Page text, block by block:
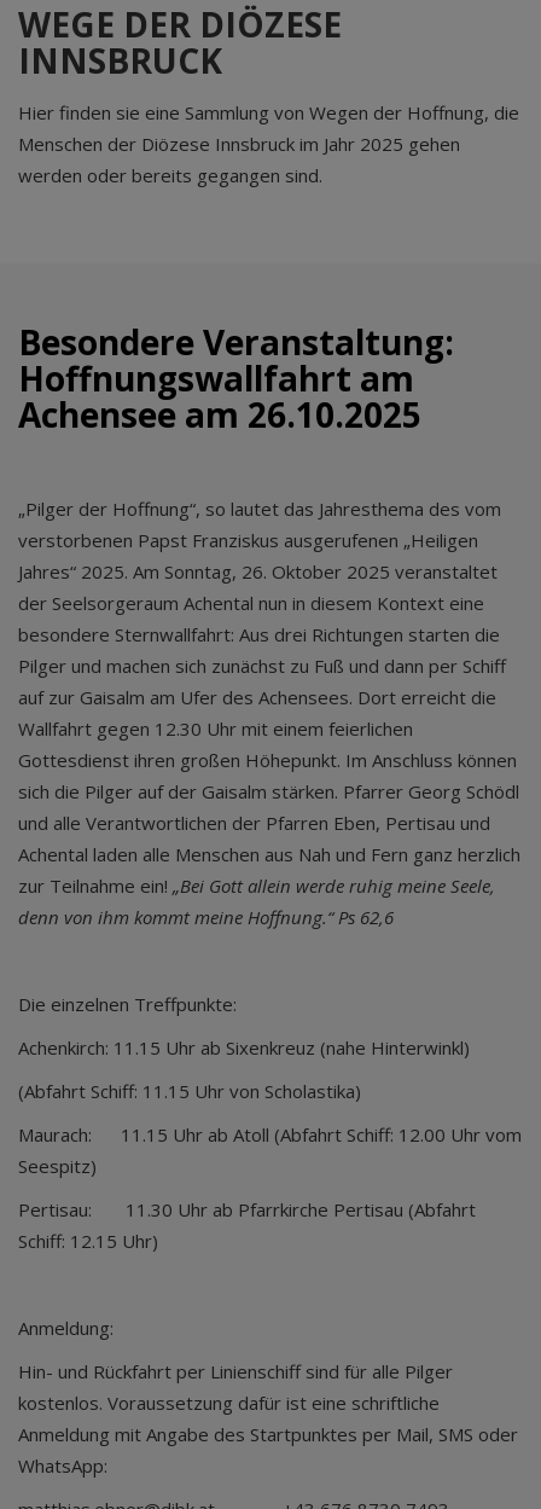
WEGE DER DIÖZESE
INNSBRUCK
Hier finden sie eine Sammlung von Wegen der Hoffnung, die
Menschen der Diözese Innsbruck im Jahr 2025 gehen
werden oder bereits gegangen sind.
Besondere Veranstaltung:
Hoffnungswallfahrt am
Achensee am 26.10.2025
„Pilger der Hoffnung“, so lautet das Jahresthema des vom
verstorbenen Papst Franziskus ausgerufenen „Heiligen
Jahres“ 2025. Am Sonntag, 26. Oktober 2025 veranstaltet
der Seelsorgeraum Achental nun in diesem Kontext eine
besondere Sternwallfahrt: Aus drei Richtungen starten die
Pilger und machen sich zunächst zu Fuß und dann per Schiff
auf zur Gaisalm am Ufer des Achensees. Dort erreicht die
Wallfahrt gegen 12.30 Uhr mit einem feierlichen
Gottesdienst ihren großen Höhepunkt. Im Anschluss können
sich die Pilger auf der Gaisalm stärken. Pfarrer Georg Schödl
und alle Verantwortlichen der Pfarren Eben, Pertisau und
Achental laden alle Menschen aus Nah und Fern ganz herzlich
zur Teilnahme ein! „Bei Gott allein werde ruhig meine Seele,
denn von ihm kommt meine Hoffnung.“ Ps 62,6
Die einzelnen Treffpunkte:
Achenkirch: 11.15 Uhr ab Sixenkreuz (nahe Hinterwinkl)
(Abfahrt Schiff: 11.15 Uhr von Scholastika)
Maurach: 11.15 Uhr ab Atoll (Abfahrt Schiff: 12.00 Uhr vom
Seespitz)
Pertisau: 11.30 Uhr ab Pfarrkirche Pertisau (Abfahrt
Schiff: 12.15 Uhr)
Anmeldung:
Hin- und Rückfahrt per Linienschiff sind für alle Pilger
kostenlos. Voraussetzung dafür ist eine schriftliche
Anmeldung mit Angabe des Startpunktes per Mail, SMS oder
WhatsApp: